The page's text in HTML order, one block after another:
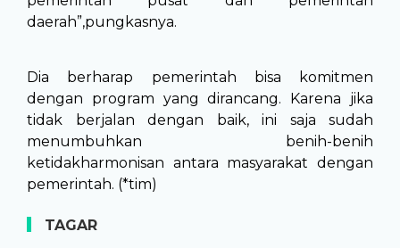
daerah”,pungkasnya.
Dia berharap pemerintah bisa komitmen
dengan program yang dirancang. Karena jika
tidak berjalan dengan baik, ini saja sudah
menumbuhkan benih-benih
ketidakharmonisan antara masyarakat dengan
pemerintah. (*tim)
TAGAR